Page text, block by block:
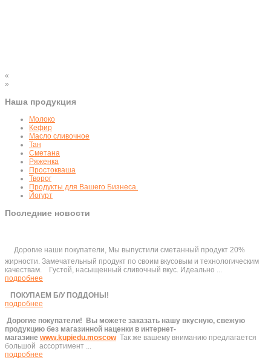
«
»
Наша продукция
Молоко
Кефир
Масло сливочное
Тан
Сметана
Ряженка
Простокваша
Творог
Продукты для Вашего Бизнеса.
Йогурт
Последние новости
Дорогие наши покупатели, Мы выпустили сметанный продукт 20%
жирности. Замечательный продукт по своим вкусовым и технологическим
качествам. Густой, насыщенный сливочный вкус. Идеально ...
подробнее
ПОКУПАЕМ Б/У ПОДДОНЫ!
подробнее
Дорогие покупатели!
Вы можете заказать нашу вкусную, свежую
продукцию без магазинной наценки в интернет-
магазине www.kupiedu.moscow Так же вашему вниманию предлагается
большой ассортимент ...
подробнее